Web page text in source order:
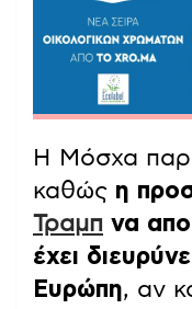
Η Μόσχα
καθώς η
Τραμπ να
έχει
Ευρώπη, αν